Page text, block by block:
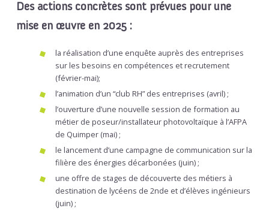
Des actions concrètes sont prévues pour une
mise en œuvre en 2025 :
la réalisation d’une enquête auprès des entreprises
sur les besoins en compétences et recrutement
(février-mai);
l’animation d’un “club RH” des entreprises (avril) ;
l’ouverture d’une nouvelle session de formation au
métier de poseur/installateur photovoltaïque à l’AFPA
de Quimper (mai) ;
le lancement d’une campagne de communication sur la
filière des énergies décarbonées (juin) ;
une offre de stages de découverte des métiers à
destination de lycéens de 2nde et d’élèves ingénieurs
(juin) ;